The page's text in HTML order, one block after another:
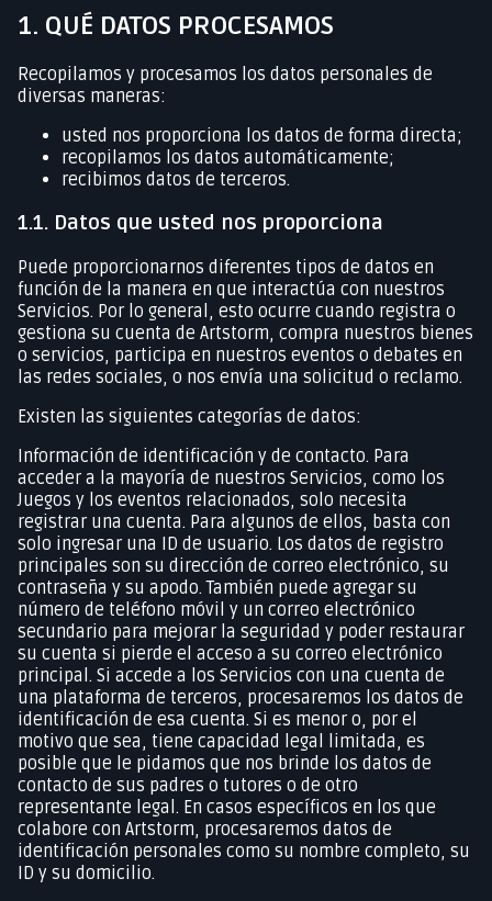
1. QUÉ DATOS PROCESAMOS
Recopilamos y procesamos los datos personales de
diversas maneras:
usted nos proporciona los datos de forma directa;
recopilamos los datos automáticamente;
recibimos datos de terceros.
1.1. Datos que usted nos proporciona
Puede proporcionarnos diferentes tipos de datos en
función de la manera en que interactúa con nuestros
Servicios. Por lo general, esto ocurre cuando registra o
gestiona su cuenta de Artstorm, compra nuestros bienes
o servicios, participa en nuestros eventos o debates en
las redes sociales, o nos envía una solicitud o reclamo.
Existen las siguientes categorías de datos:
Información de identificación y de contacto. Para
acceder a la mayoría de nuestros Servicios, como los
Juegos y los eventos relacionados, solo necesita
registrar una cuenta. Para algunos de ellos, basta con
solo ingresar una ID de usuario. Los datos de registro
principales son su dirección de correo electrónico, su
contraseña y su apodo. También puede agregar su
número de teléfono móvil y un correo electrónico
secundario para mejorar la seguridad y poder restaurar
su cuenta si pierde el acceso a su correo electrónico
principal. Si accede a los Servicios con una cuenta de
una plataforma de terceros, procesaremos los datos de
identificación de esa cuenta. Si es menor o, por el
motivo que sea, tiene capacidad legal limitada, es
posible que le pidamos que nos brinde los datos de
contacto de sus padres o tutores o de otro
representante legal. En casos específicos en los que
colabore con Artstorm, procesaremos datos de
identificación personales como su nombre completo, su
ID y su domicilio.